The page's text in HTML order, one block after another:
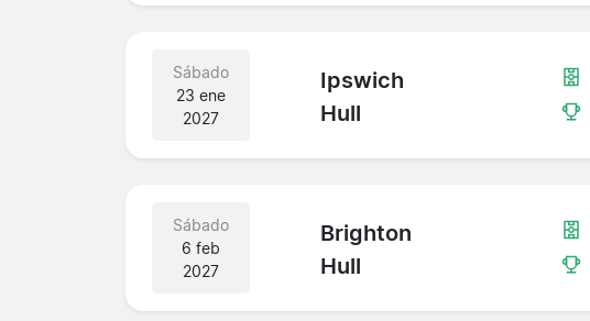
Sábado
23 ene
2027
Ipswich
Hull
Sábado
6 feb
2027
Brighton
Hull